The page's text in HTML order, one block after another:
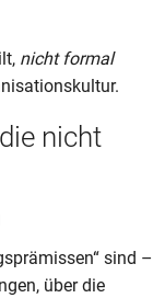
nicht formal
nicht
sind –
über die